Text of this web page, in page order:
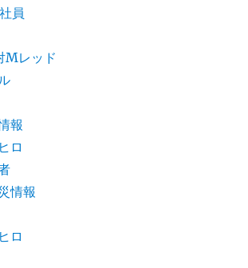
員
Mレッド
報
ロ
情報
ロ